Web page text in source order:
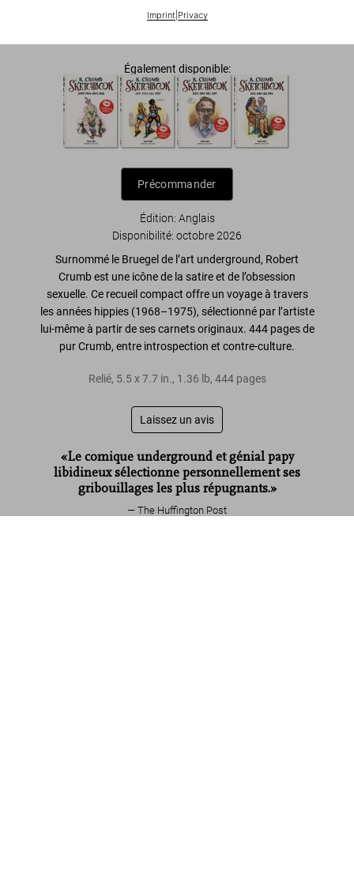
Imprint| Privacy
Également disponible:
Précommander
Édition: Anglais
Disponibilité: octobre 2026
Surnommé le Bruegel de l’art underground, Robert
Crumb est une icône de la satire et de l’obsession
sexuelle. Ce recueil compact offre un voyage à travers
les années hippies (1968–1975), sélectionné par l’artiste
lui-même à partir de ses carnets originaux. 444 pages de
pur Crumb, entre introspection et contre-culture.
Relié, 5.5x7.7 in., 1.36 lb, 444 pages
Laissez un avis
«Le comique underground et génial papy
libidineux sélectionne personnellement ses
gribouillages les plus répugnants.»
The Huffington Post